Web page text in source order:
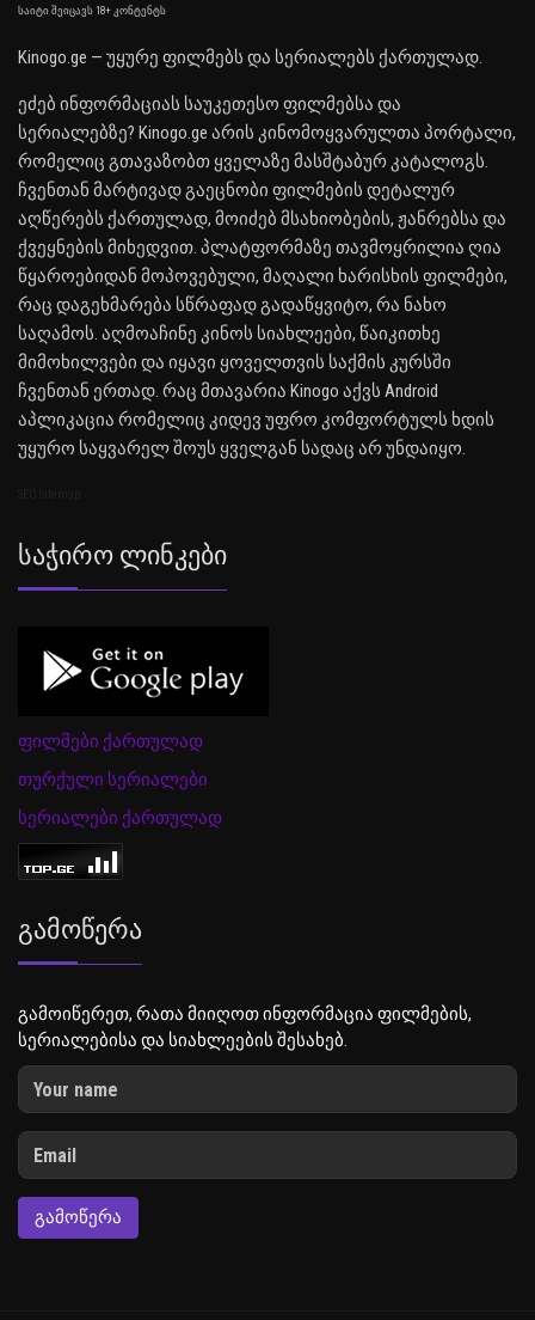
საიტი შეიცავს 18+ კონტენტს
Kinogo.ge — უყურე ფილმებს და სერიალებს ქართულად.
ეძებ ინფორმაციას საუკეთესო ფილმებსა და
სერიალებზე? Kinogo.ge არის კინომოყვარულთა პორტალი,
რომელიც გთავაზობთ ყველაზე მასშტაბურ კატალოგს.
ჩვენთან მარტივად გაეცნობი ფილმების დეტალურ
აღწერებს ქართულად, მოიძებ მსახიობების, ჟანრებსა და
ქვეყნების მიხედვით. პლატფორმაზე თავმოყრილია ღია
წყაროებიდან მოპოვებული, მაღალი ხარისხის ფილმები,
რაც დაგეხმარება სწრაფად გადაწყვიტო, რა ნახო
საღამოს. აღმოაჩინე კინოს სიახლეები, წაიკითხე
მიმოხილვები და იყავი ყოველთვის საქმის კურსში
ჩვენთან ერთად. რაც მთავარია Kinogo აქვს Android
აპლიკაცია რომელიც კიდევ უფრო კომფორტულს ხდის
უყურო საყვარელ შოუს ყველგან სადაც არ უნდაიყო.
Საჭირო Ლინკები
ფილმები ქართულად
თურქული სერიალები
სერიალები ქართულად
Გამოწერა
გამოიწერეთ, რათა მიიღოთ ინფორმაცია ფილმების,
სერიალებისა და სიახლეების შესახებ.
ᲒᲐᲛᲝᲬᲔᲠᲐ